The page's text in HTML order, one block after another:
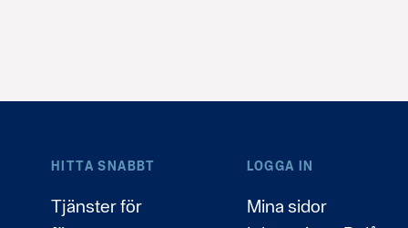
HITTA SNABBT
Tjänster för
LOGGA IN
Mina sidor